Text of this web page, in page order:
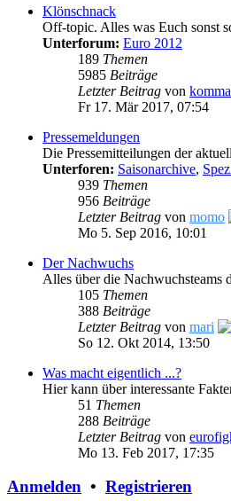
Klönschnack
Off-topic. Alles was Euch sonst
Unterforum: Euro 2012
189 Themen
5985 Beiträge
Letzter Beitrag von
Fr 17. Mär 2017, 07:54
Pressemeldungen
Die Pressemitteilungen der
Unterforen: Saisonarchive,
939 Themen
956 Beiträge
Letzter Beitrag von momo
Mo 5. Sep 2016, 10:01
Der Nachwuchs
Alles über die Nachwuchsteams
105 Themen
388 Beiträge
Letzter Beitrag von mari
So 12. Okt 2014, 13:50
Was macht eigentlich ...?
Hier kann über interessante
51 Themen
288 Beiträge
Letzter Beitrag von
Mo 13. Feb 2017, 17:35
Anmelden • Registrieren